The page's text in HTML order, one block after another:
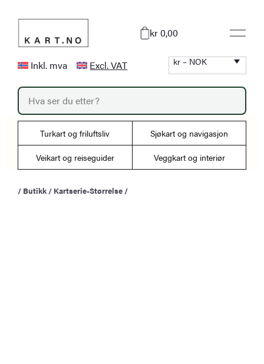
innhold
kr 0,00
Inkl. mva Excl. VAT kr – NOK
P
o
d
t
r
Turkart og friluftsliv Sjøkart og navigasjon
Veikart og reiseguider Veggkart og interiør
/ Butikk / Kartserie-Størrelse /